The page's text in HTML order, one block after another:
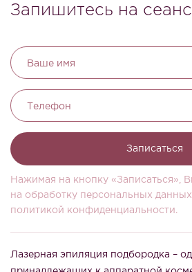
Запишитесь на сеанс
Ваше имя
Телефон
Записаться
Нажимая на кнопку «Записаться»,
на обработку персональных
политикой конфиденциальности.
Лазерная эпиляция подбородка –